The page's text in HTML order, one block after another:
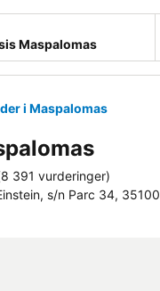
i Maspalomas
8 391 vurderinger)
s/n Parc 34,